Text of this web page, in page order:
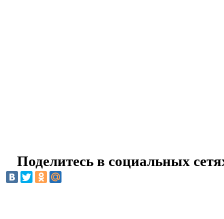
Поделитесь в социальных